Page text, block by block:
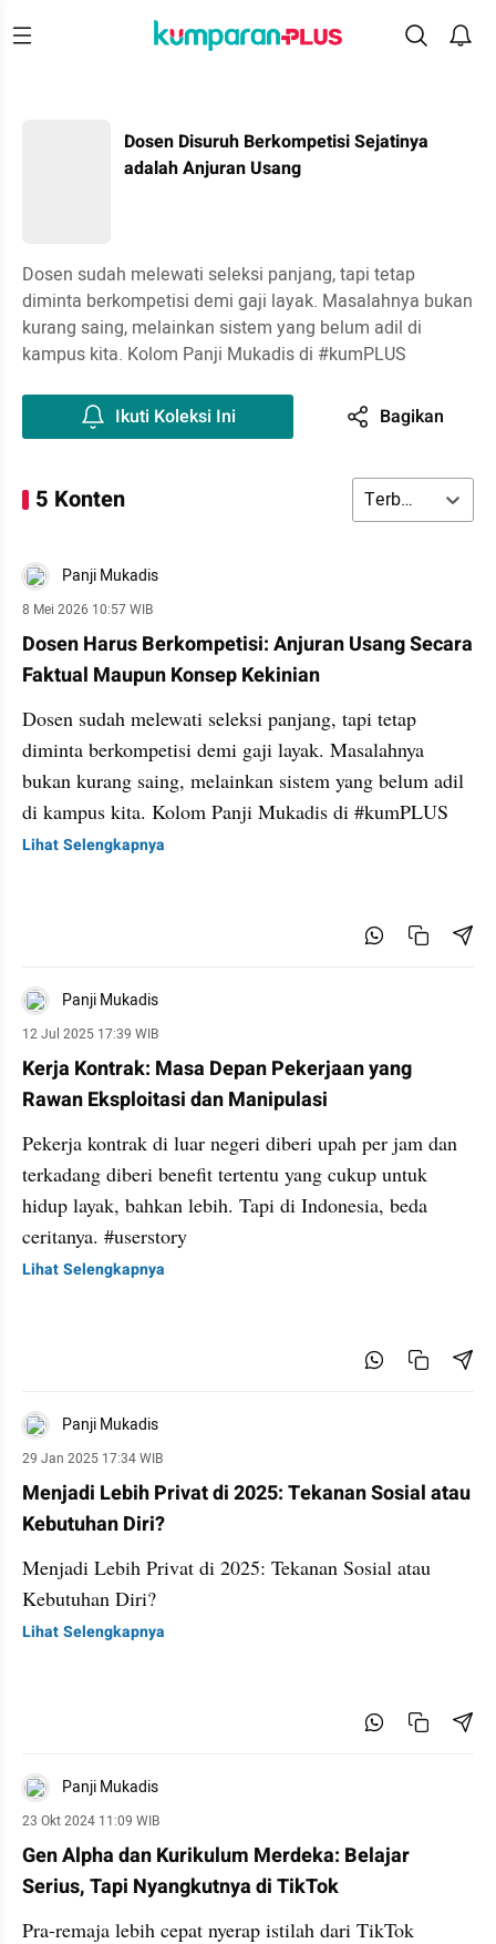
Dosen Disuruh Berkompetisi Sejatinya
adalah Anjuran Usang
Dosen sudah melewati seleksi panjang, tapi tetap
diminta berkompetisi demi gaji layak. Masalahnya bukan
kurang saing, melainkan sistem yang belum adil di
kampus kita. Kolom Panji Mukadis di #kumPLUS
Ikuti Koleksi Ini Bagikan
5 Konten Terbaru
Panji Mukadis
8 Mei 2026 10:57 WIB
Dosen Harus Berkompetisi: Anjuran Usang Secara
Faktual Maupun Konsep Kekinian
Dosen sudah melewati seleksi panjang, tapi tetap
diminta berkompetisi demi gaji layak. Masalahnya
bukan kurang saing, melainkan sistem yang belum adil
di kampus kita. Kolom Panji Mukadis di #kumPLUS
Lihat Selengkapnya
Panji Mukadis
12 Jul 2025 17:39 WIB
Kerja Kontrak: Masa Depan Pekerjaan yang
Rawan Eksploitasi dan Manipulasi
Pekerja kontrak di luar negeri diberi upah per jam dan
terkadang diberi benefit tertentu yang cukup untuk
hidup layak, bahkan lebih. Tapi di Indonesia, beda
ceritanya. #userstory
Lihat Selengkapnya
Panji Mukadis
29 Jan 2025 17:34 WIB
Menjadi Lebih Privat di 2025: Tekanan Sosial atau
Kebutuhan Diri?
Menjadi Lebih Privat di 2025: Tekanan Sosial atau
Kebutuhan Diri?
Lihat Selengkapnya
Panji Mukadis
23 Okt 2024 11:09 WIB
Gen Alpha dan Kurikulum Merdeka: Belajar
Serius, Tapi Nyangkutnya di TikTok
Pra-remaja lebih cepat nyerap istilah dari TikTok